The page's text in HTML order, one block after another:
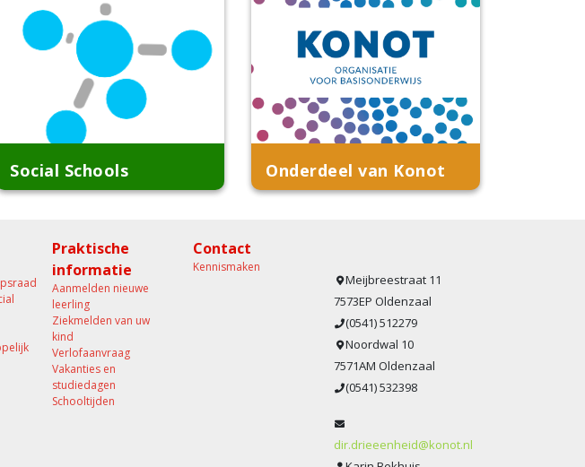
Social Schools Onderdeel van Konot
Praktische
informatie
Aanmelden nieuwe
leerling
Ziekmelden van uw
kind
Verlofaanvraag
Vakanties en
studiedagen
Schooltijden
Contact
Kennismaken
Meijbreestraat 11
7573EP Oldenzaal
(0541) 512279
Noordwal 10
7571AM Oldenzaal
(0541) 532398
dir.drieeenheid@konot.nl